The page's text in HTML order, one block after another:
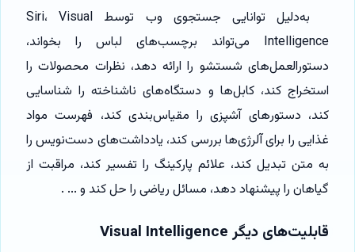
به‌دلیل توانایی جستجوی وب توسط Siri، Visual
Intelligence می‌تواند برچسب‌های لباس را بخواند،
دستورالعمل‌های شستشو را ارائه دهد، نظرات محصولات را
استخراج کند، کابل‌ها و دستگاه‌های ناشناخته را شناسایی
کند، دستورهای آشپزی را مقیاس‌بندی کند، فهرست مواد
غذایی را برای آلرژی‌ها بررسی کند، یادداشت‌های دست‌نویس را
به متن تبدیل کند، علائم پارکینگ را تفسیر کند، مراقبت از
گیاهان را پیشنهاد دهد، مسائل ریاضی را حل کند و ... .
قابلیت‌های دیگر Visual Intelligence